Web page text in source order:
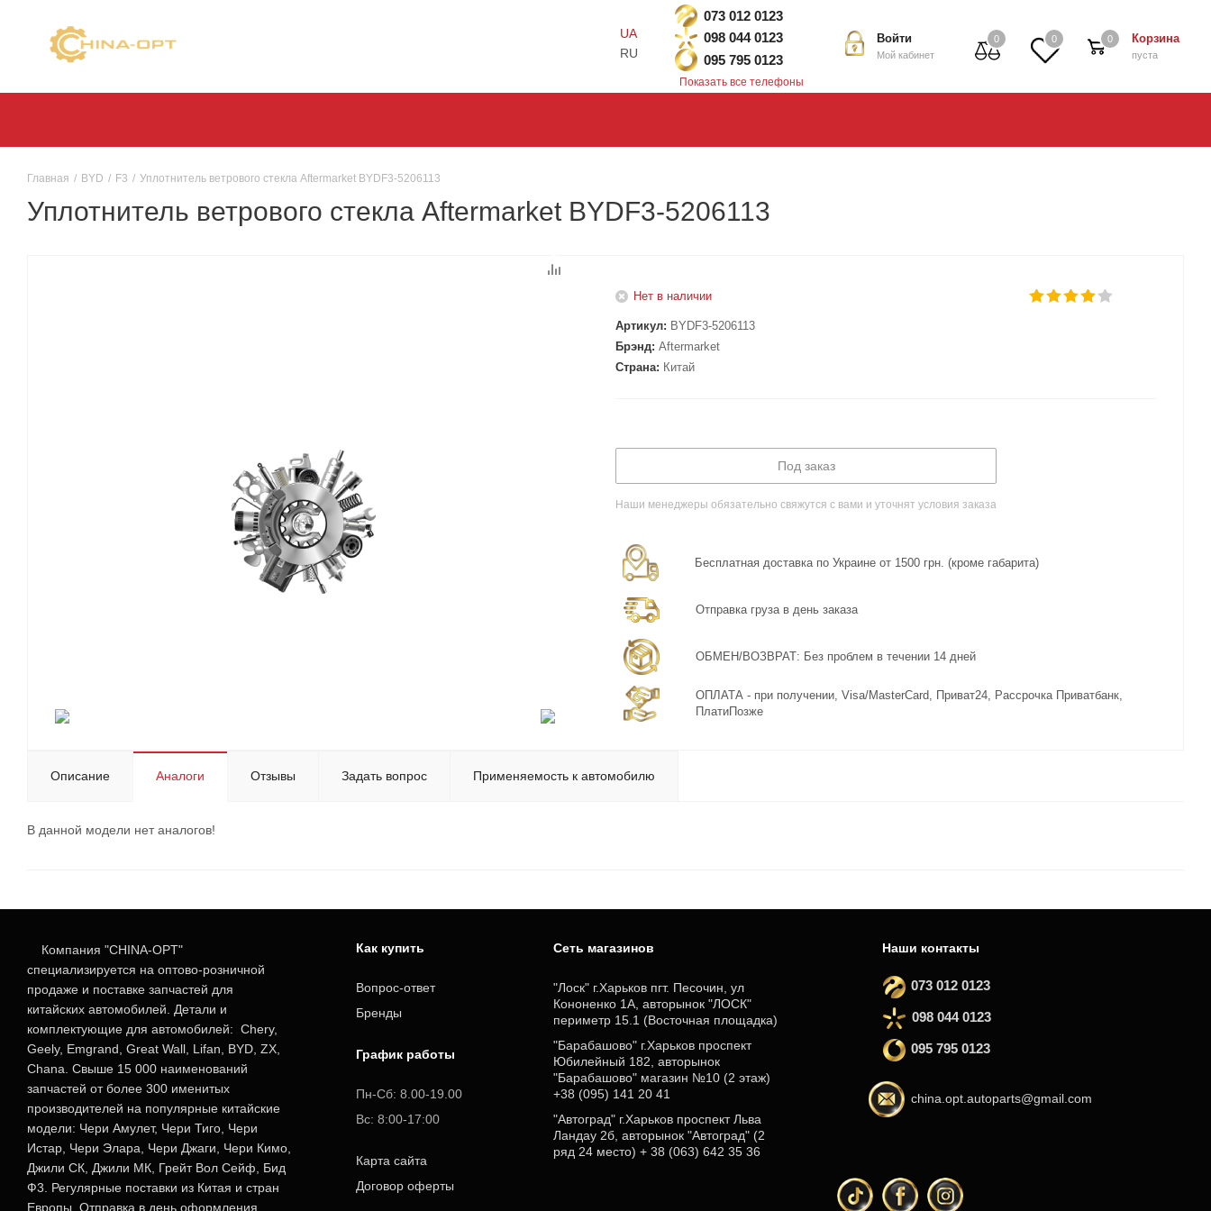
UA
RU
0 0 Корзина
пуста
0
Войти
Мой кабинет
073 012 0123
098 044 0123
095 795 0123
Показать все телефоны
Главная / BYD / F3 / Уплотнитель ветрового стекла Aftermarket BYDF3-5206113
Уплотнитель ветрового стекла Aftermarket BYDF3-5206113
Нет в наличии
Артикул: BYDF3-5206113
Брэнд: Aftermarket
Страна: Китай
Под заказ
Наши менеджеры обязательно свяжутся с вами и уточнят условия заказа
Бесплатная доставка по Украине от 1500 грн. (кроме габарита)
Отправка груза в день заказа
ОБМЕН/ВОЗВРАТ: Без проблем в течении 14 дней
ОПЛАТА - при получении, Visa/MasterCard, Приват24, Рассрочка Приватбанк,
ПлатиПозже
Описание Аналоги Отзывы Задать вопрос Применяемость к автомобилю
В данной модели нет аналогов!
Компания "CHINA-OPT"
специализируется на оптово-розничной
продаже и поставке запчастей для
китайских автомобилей. Детали и
комплектующие для автомобилей: Chery,
Geely, Emgrand, Great Wall, Lifan, BYD, ZX,
Chana. Свыше 15 000 наименований
запчастей от более 300 именитых
производителей на популярные китайские
модели: Чери Амулет, Чери Тиго, Чери
Истар, Чери Элара, Чери Джаги, Чери Кимо,
Джили СК, Джили МК, Грейт Вол Сейф, Бид
Ф3. Регулярные поставки из Китая и стран
Европы. Отправка в день оформления
Как купить
Вопрос-ответ
Бренды
График работы
Пн-Сб: 8.00-19.00
Вс: 8:00-17:00
Карта сайта
Договор оферты
Cеть магазинов
"Лоск" г.Харьков пгт. Песочин, ул
Кононенко 1А, авторынок "ЛОСК"
периметр 15.1 (Восточная площадка)
"Барабашово" г.Харьков проспект
Юбилейный 182, авторынок
"Барабашово" магазин №10 (2 этаж)
+38 (095) 141 20 41
"Автоград" г.Харьков проспект Льва
Ландау 2б, авторынок "Автоград" (2
ряд 24 место) + 38 (063) 642 35 36
Наши контакты
073 012 0123
098 044 0123
095 795 0123
china.opt.autoparts@gmail.com